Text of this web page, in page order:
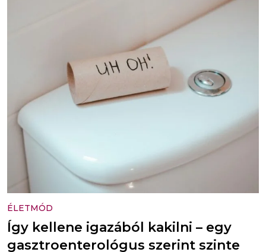
ÉLETMÓD
Így kellene igazából kakilni – egy
gasztroenterológus szerint szinte